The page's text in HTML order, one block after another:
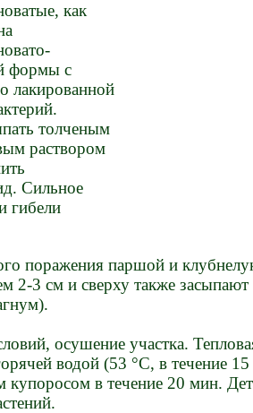
как
формы с
лакированной
толченым
раствором
Сильное
гибели
поражения паршой и
2-3 см и сверху также засыпают
осушение участка.
водой (53 °С, в течение
в течение 20 мин.